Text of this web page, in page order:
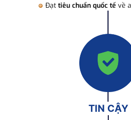
Đạt tiêu chuẩn quốc tế về
TIN CẬY